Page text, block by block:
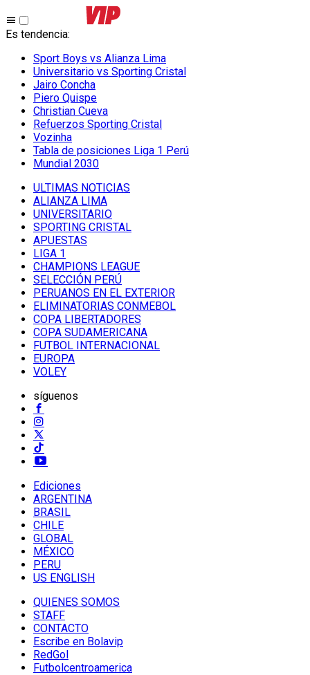
Es tendencia:
Sport Boys vs Alianza Lima
Universitario vs Sporting Cristal
Jairo Concha
Piero Quispe
Christian Cueva
Refuerzos Sporting Cristal
Vozinha
Tabla de posiciones Liga 1 Perú
Mundial 2030
ULTIMAS NOTICIAS
ALIANZA LIMA
UNIVERSITARIO
SPORTING CRISTAL
APUESTAS
LIGA 1
CHAMPIONS LEAGUE
SELECCIÓN PERÚ
PERUANOS EN EL EXTERIOR
ELIMINATORIAS CONMEBOL
COPA LIBERTADORES
COPA SUDAMERICANA
FUTBOL INTERNACIONAL
EUROPA
VOLEY
síguenos
Ediciones
ARGENTINA
BRASIL
CHILE
GLOBAL
MÉXICO
PERU
US ENGLISH
QUIENES SOMOS
STAFF
CONTACTO
Escribe en Bolavip
RedGol
Futbolcentroamerica